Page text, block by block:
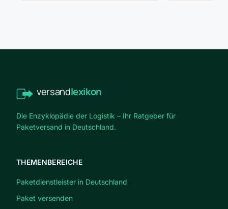
versandlexikon
Die Enzyklopädie der Logistik – Ihr Ratgeber für
Paketversand in Deutschland.
THEMENBEREICHE
Paketdienstleister in Deutschland
Paket versenden